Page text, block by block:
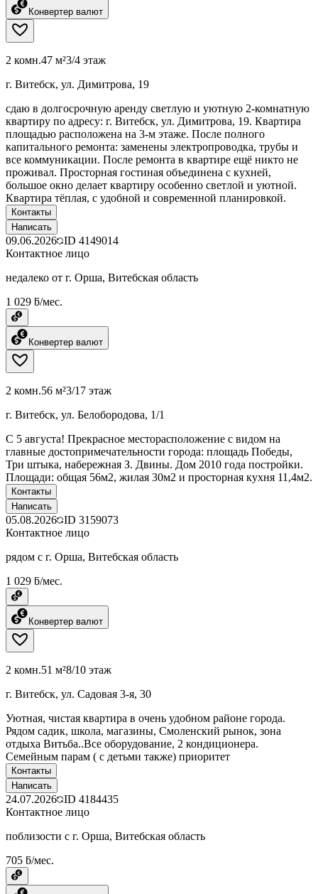
Конвертер валют
2 комн.47 м²3/4 этаж
г. Витебск, ул. Димитрова, 19
сдаю в долгосрочную аренду светлую и уютную 2-комнатную
квартиру по адресу: г. Витебск, ул. Димитрова, 19. Квартира
площадью расположена на 3-м этаже. После полного
капитального ремонта: заменены электропроводка, трубы и
все коммуникации. После ремонта в квартире ещё никто не
проживал. Просторная гостиная объединена с кухней,
большое окно делает квартиру особенно светлой и уютной.
Квартира тёплая, с удобной и современной планировкой.
Контакты
Написать
09.06.2026 ID 4149014
Контактное лицо
недалеко от г. Орша, Витебская область
1 029 ƃ/мес.
Конвертер валют
2 комн.56 м²3/17 этаж
г. Витебск, ул. Белобородова, 1/1
C 5 августа! Прекрасное месторасположение с видом на
главные достопримечательности города: площадь Победы,
Три штыка, набережная З. Двины. Дом 2010 года постройки.
Площади: общая 56м2, жилая 30м2 и просторная кухня 11,4м2.
Контакты
Написать
05.08.2026 ID 3159073
Контактное лицо
рядом с г. Орша, Витебская область
1 029 ƃ/мес.
Конвертер валют
2 комн.51 м²8/10 этаж
г. Витебск, ул. Садовая 3-я, 30
Уютная, чистая квартира в очень удобном районе города.
Рядом садик, школа, магазины, Смоленский рынок, зона
отдыха Витьба..Все оборудование, 2 кондиционера.
Семейным парам ( с детьми также) приоритет
Контакты
Написать
24.07.2026 ID 4184435
Контактное лицо
поблизости с г. Орша, Витебская область
705 ƃ/мес.